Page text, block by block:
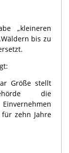
„kleineren
bis zu
Größe stellt
die
zehn Jahre